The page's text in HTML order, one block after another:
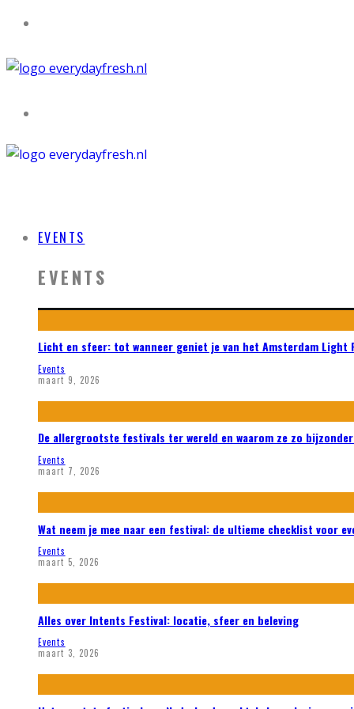
EVENTS
EVENTS
Licht en sfeer: tot wanneer geniet je van het Amsterdam Light
Events
maart 9, 2026
De allergrootste festivals ter wereld en waarom ze zo
Events
maart 7, 2026
Wat neem je mee naar een festival: de ultieme checklist voor
Events
maart 5, 2026
Alles over Intents Festival: locatie, sfeer en beleving
Events
maart 3, 2026